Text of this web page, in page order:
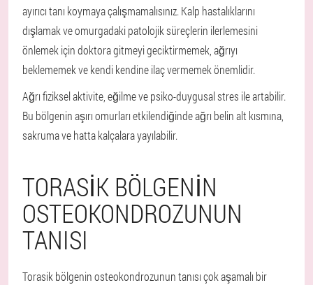
ayırıcı tanı koymaya çalışmamalısınız. Kalp hastalıklarını
dışlamak ve omurgadaki patolojik süreçlerin ilerlemesini
önlemek için doktora gitmeyi geciktirmemek, ağrıyı
beklememek ve kendi kendine ilaç vermemek önemlidir.
Ağrı fiziksel aktivite, eğilme ve psiko-duygusal stres ile artabilir.
Bu bölgenin aşırı omurları etkilendiğinde ağrı belin alt kısmına,
sakruma ve hatta kalçalara yayılabilir.
TORASIK BÖLGENIN
OSTEOKONDROZUNUN
TANISI
Torasik bölgenin osteokondrozunun tanısı çok aşamalı bir